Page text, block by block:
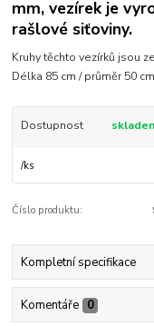
mm, vezírek je
rašlové siťoviny.
Kruhy těchto vezírků jsou
Délka 85 cm / průměr 50
Dostupnost
/ks
Číslo produktu:
Kompletní specifikace
Komentáře 0